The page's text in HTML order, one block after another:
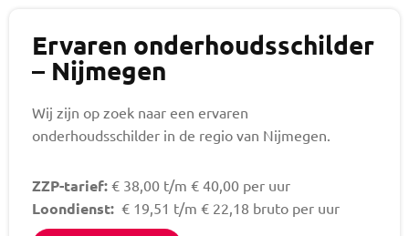
Ervaren onderhoudsschilder
– Nijmegen
Wij zijn op zoek naar een ervaren
onderhoudsschilder in de regio van Nijmegen.
ZZP-tarief: € 38,00 t/m € 40,00 per uur
Loondienst: € 19,51 t/m € 22,18 bruto per uur